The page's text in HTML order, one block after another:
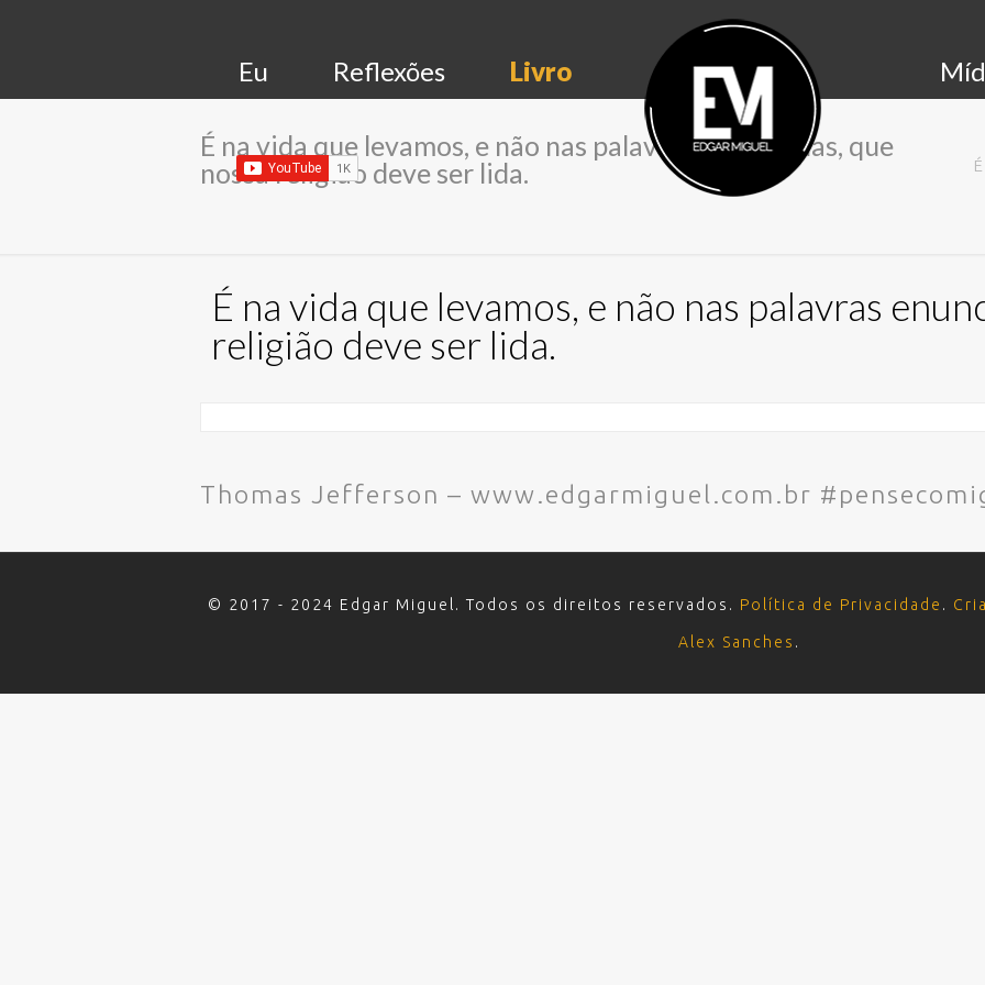
Eu Reflexões Livro
É na vida que levamos, e não nas palavras enunciadas, que
nossa religião deve ser lida.
É na vida que levamos, e não nas palavras
religião deve ser lida.
Thomas Jefferson – www.edgarmiguel.com.br
© 2017 - 2024 Edgar Miguel. Todos os direitos reservados. Política de Privacidade .
Alex Sanches .